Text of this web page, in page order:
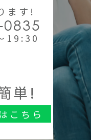
ます!
19:30
単!
こちら